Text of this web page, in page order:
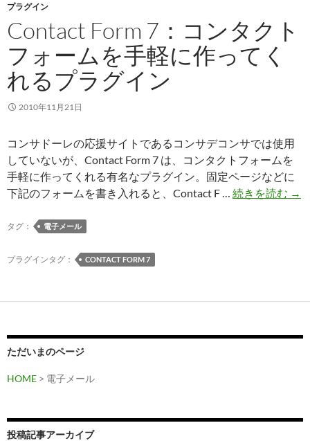
方
法］
WordPress.com
の
場
合
プラグイン
Contact Form 7：コンタクト
フォームを手軽に作ってく
れるプラグイン
2010年11月21日
コンサドーレの応援サイトであるコンサデコンサでは使用
していないが、Contact Form 7 は、コンタクトフォームを
手軽に作ってくれる有名なプラグイン。固定ページなどに
下記のフォームを書き入れると、Contact F … 続きを読む
ォ
軽
→
タグ： 電子メール
プラグインタグ： CONTACT FORM 7
ただいまのページ
HOME > 電子メール
投稿記事アーカイブ